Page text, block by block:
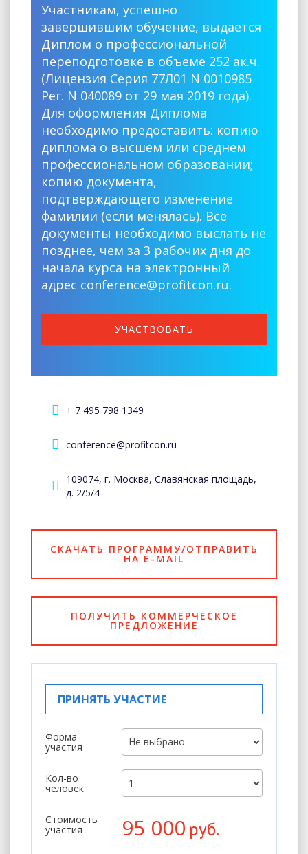
Участникам, успешно
завершившим обучение, выдается
Диплом о профессиональной
переподготовке в объеме 252 ак.ч.
(Лицензия Серия 77Л01 N 0010985
Рег. N 040089 от 29 мая 2019 года).
Для оформления Диплома
необходимо предоставить: копию
диплома о высшем или среднем
профессиональном образовании;
копию документа,
подтверждающего изменение
фамилии (если менялась). Все
документы необходимо выслать не
позднее, чем за 3 рабочих дня до
начала курса на электронный
адрес conference@profitcon.ru.
УЧАСТВОВАТЬ
+ 7 495 798 1349
conference@profitcon.ru
109074, г. Москва, Славянская площадь,
д. 2/5/4
СКАЧАТЬ ПРОГРАММУ/ОТПРАВИТЬ
НА E-MAIL
ПОЛУЧИТЬ КОММЕРЧЕСКОЕ
ПРЕДЛОЖЕНИЕ
ПРИНЯТЬ УЧАСТИЕ
Форма
участия
Кол-во
человек
Стоимость
участия 95 000 руб.